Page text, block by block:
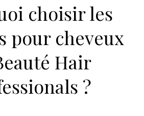
choisir les
pour cheveux
Hair
?